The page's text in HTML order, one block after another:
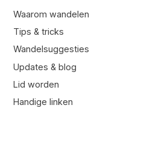
Waarom wandelen
Tips & tricks
Wandelsuggesties
Updates & blog
Lid worden
Handige linken